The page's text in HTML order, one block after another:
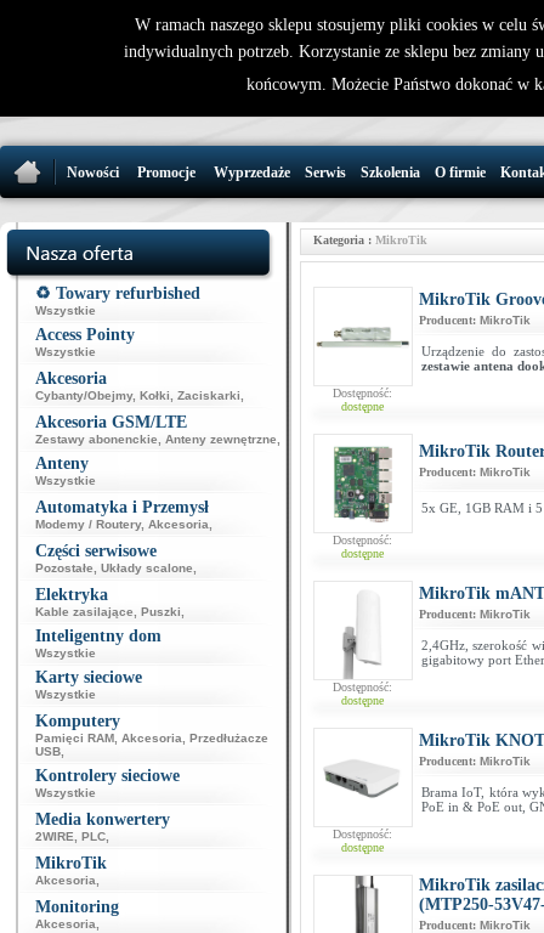
32 721 86
Nowości Promocje Wyprzedaże Serwis Szkolenia O firmie
♻️ Towary refurbished
Wszystkie
Access Pointy
Wszystkie
Akcesoria
Cybanty/Obejmy, Kołki Zaciskarki
Akcesoria GSM/LTE
Zestawy abonenckie Anteny zewnętrzne
Anteny
Wszystkie
Automatyka i Przemysł
Modemy / Routery, Akcesoria
Części serwisowe
Pozostałe Układy scalone
Elektryka
Kable zasilające Puszki
Inteligentny dom
Wszystkie
Karty sieciowe
Wszystkie
Komputery
Pamięci RAM Akcesoria
Przedłużacze
USB
Kontrolery sieciowe
Wszystkie
Media konwertery
2WIRE PLC
MikroTik
Akcesoria
Monitoring
Akcesoria
Kategoria : MikroTik
Dostępność:
dostępne
MikroTik
Producent: MikroTik
Urządzenie do
zestawie antena
Dostępność:
dostępne
MikroTik
Producent: MikroTik
5x GE, 1GB RAM i
Dostępność:
dostępne
MikroTik
Producent: MikroTik
2,4GHz, szerokość
gigabitowy port
Dostępność:
dostępne
MikroTik KNOT
Producent: MikroTik
Brama IoT, która
PoE in & PoE out,
MikroTik
(MTP250-
Producent: MikroTik
W ramach naszego sklepu stosujemy pliki cookies w celu
indywidualnych potrzeb. Korzystanie ze sklepu bez zmiany
końcowym. Możecie Państwo dokonać w